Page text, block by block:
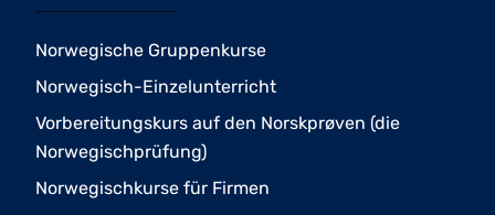
o
o
g
r
a
m
e
Norwegische Gruppenkurse
Norwegisch-Einzelunterricht
Vorbereitungskurs auf den Norskprøven (die
Norwegischprüfung)
Norwegischkurse für Firmen